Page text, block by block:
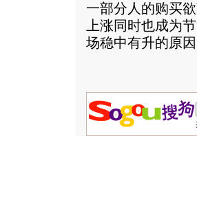
一部分人的购买
上涨同时也成为
场稳中有升的原因